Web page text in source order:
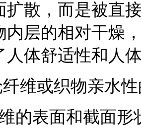
扩散，而是被直
内层的相对干燥
人体舒适性和人
维或织物亲水
维的表面和截面形